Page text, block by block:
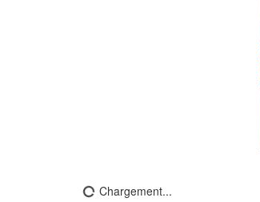
Chargement...